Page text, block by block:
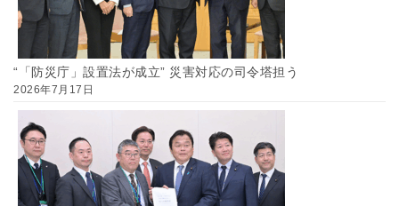
“「防災庁」設置法が成立” 災害対応の司令塔担う
2026年7月17日